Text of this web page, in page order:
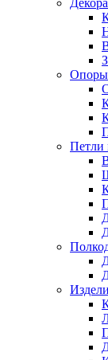
Опоры
Петли